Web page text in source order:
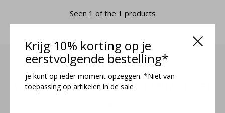
Krijg 10% korting op je
eerstvolgende bestelling*
je kunt op ieder moment opzeggen. *Niet van
toepassing op artikelen in de sale
Seen 1 of the 1 products
Meld je aan voor onze nieuwsbrief